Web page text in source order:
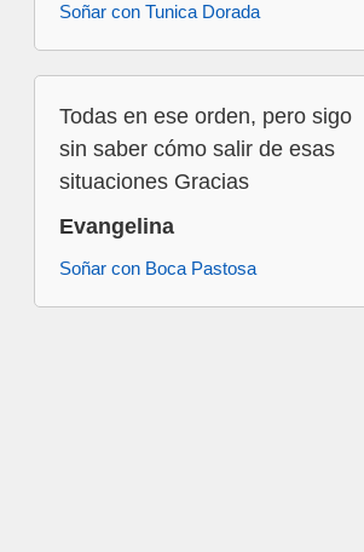
Soñar con Tunica Dorada
Todas en ese orden, pero sigo
sin saber cómo salir de esas
situaciones Gracias
Evangelina
Soñar con Boca Pastosa